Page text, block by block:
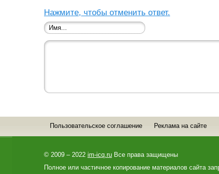
Нажмите, чтобы отменить ответ.
Пользовательское соглашение Реклама на сайте
© 2009 – 2022 im-icq.ru Все права защищены
Полное или частичное копирование материалов сайта